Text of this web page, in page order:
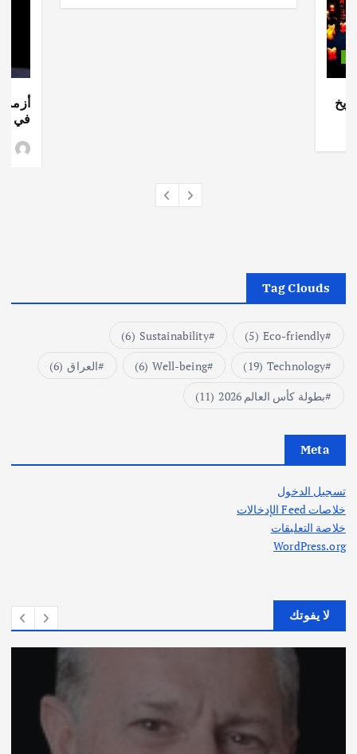
أزمة
في
Tag Clouds
Eco-friendly
(5)
Sustainability
(6)
Technology
(19)
Well-being
(6) العراق (6)
بطولة كأس العالم 2026
(11)
Meta
تسجيل الدخول
خلاصات Feed الإدخالات
خلاصة التعليقات
WordPress.org
لا يفوتك